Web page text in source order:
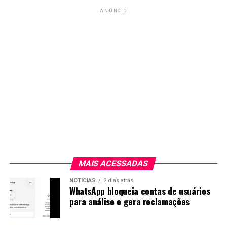
ANÚNCIO
MAIS ACESSADAS
NOTICIAS 2 dias atrás
WhatsApp bloqueia contas de usuários
para análise e gera reclamações